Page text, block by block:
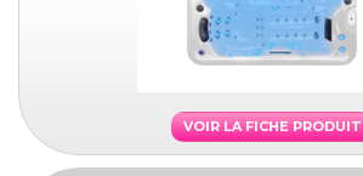
VOIR LA FICHE PRODUIT